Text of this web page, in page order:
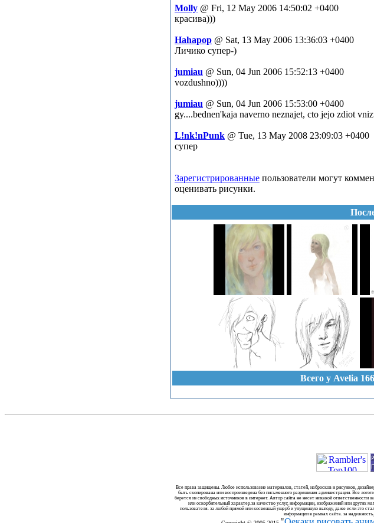
Molly @ Fri, 12 May 2006 14:50:02 +0400
красива)))
Hahapop @ Sat, 13 May 2006 13:36:03 +0400
Личико супер-)
jumiau @ Sun, 04 Jun 2006 15:52:13 +0400
vozdushno))))
jumiau @ Sun, 04 Jun 2006 15:53:00 +0400
gy....bednen'kaja naverno neznajet, cto jejo zdiot
L!nk!nPunk @ Tue, 13 May 2008 23:09:03 +0400
супер
Зарегистрированные пользователи могут
оценивать рисунки.
Всего у Avelia
Все права защищены. Любое использование материалов, статей, набросков и рисунков,
быть скопирована или воспроизведена без письменного разрешения администрации. Все
берется из свободных источников в интернет. Автор сайта не несет никакой
или оскорбительный характер.за качество услуг, информации, изображений или
пользователя. за любой прямой или косвенный ущерб и упущенную выгоду, даже если это
информации в рамках сайта. за